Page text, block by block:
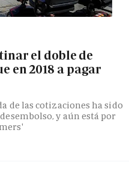
el doble de
en 2018 a pagar
de las cotizaciones ha sido
y aún está por